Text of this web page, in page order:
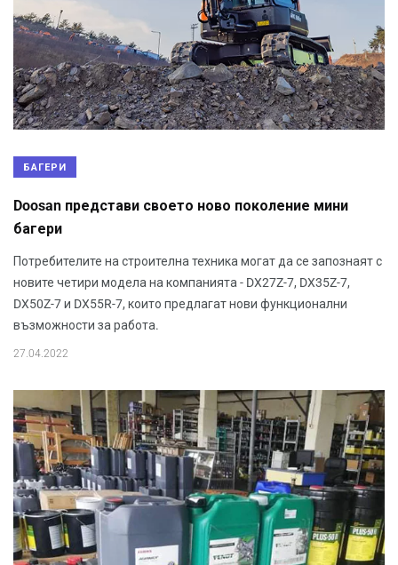
БАГЕРИ
Doosan представи своето ново поколение мини
багери
Потребителите на строителна техника могат да се запознаят с
новите четири модела на компанията - DX27Z-7, DX35Z-7,
DX50Z-7 и DX55R-7, които предлагат нови функционални
възможности за работа.
27.04.2022